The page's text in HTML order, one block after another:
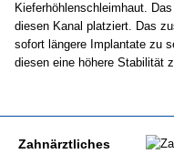
Kieferhöhlenschleimhaut.
diesen Kanal platziert. Das
sofort längere Implantate zu
diesen eine höhere Stabilität
Zahnärztliches